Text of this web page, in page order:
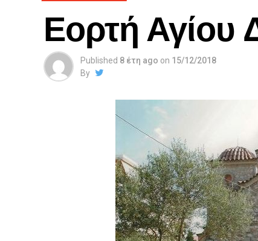
Εορτή Αγίου
Published 8 έτη ago on 15/12/2018
By